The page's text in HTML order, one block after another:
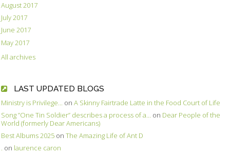
August 2017
July 2017
June 2017
May 2017
All archives
LAST UPDATED BLOGS
Ministry is Privilege... on A Skinny Fairtrade Latte in the Food Court of Life
Song ”One Tin Soldier” describes a process of a... on Dear People of the
World (formerly Dear Americans)
Best Albums 2025 on The Amazing Life of Ant D
. on laurence caron